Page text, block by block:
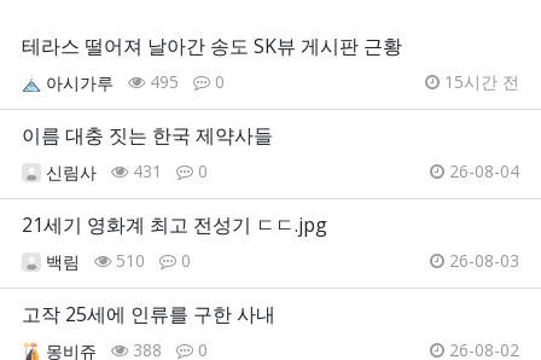
테라스 떨어져 날아간 송도 SK뷰 게시판 근황
아시가루 495 0 15시간 전
이름 대충 짓는 한국 제약사들
신림사 431 0 26-08-04
21세기 영화계 최고 전성기 ㄷㄷ.jpg
백림 510 0 26-08-03
고작 25세에 인류를 구한 사내
몽비쥬 388 0 26-08-02